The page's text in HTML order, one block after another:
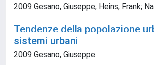
2009 Gesano, Giuseppe; Heins, Frank;
Tendenze della popolazione
sistemi urbani
2009 Gesano, Giuseppe